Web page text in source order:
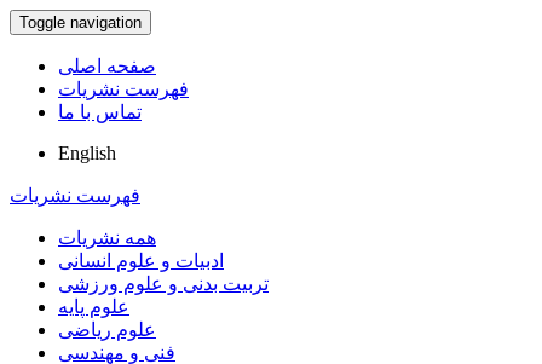
Toggle navigation
صفحه اصلی
فهرست نشریات
تماس با ما
English
فهرست نشریات
همه نشریات
ادبیات و علوم انسانی
تربیت بدنی و علوم ورزشی
علوم پایه
علوم ریاضی
فنی و مهندسی